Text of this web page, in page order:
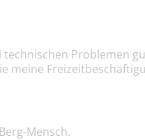
Problemen
meine
Mensch.